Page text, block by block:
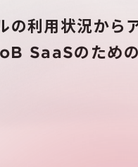
の利用状況から
SaaSのため